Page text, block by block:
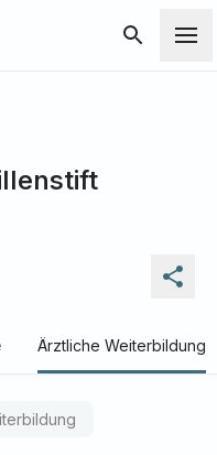
Ärztliche Weiterbildung